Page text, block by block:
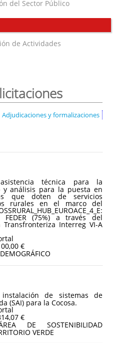
del Sector Público
de Actividades
Adjudicaciones y formalizaciones
técnica para la
análisis para la puesta en
que doten de servicios
rurales en el marco del
(75%) a través del
Transfronteriza Interreg VI-A
€
de sistemas de
(SAI) para la Cocosa.
€
DE SOSTENIBILIDAD
VERDE